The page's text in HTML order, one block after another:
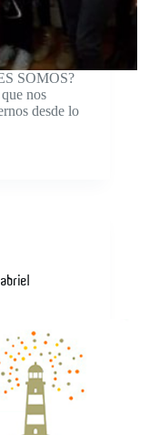
SOMOS?
nos
desde lo